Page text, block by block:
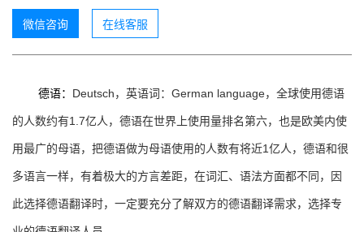
微信咨询 在线客服
德语： Deutsch ，英语词： German language，全球使用德语
的人数约有1.7亿人，德语在世界上使用量排名第六，也是欧美内使
用最广的母语，把德语做为母语使用的人数有将近1 亿人，德语和很
多语言一样，有着极大的方言差距，在词汇、语法方面都不同，因
此选择德语翻译时，一定要充分了解双方的德语翻译需求，选择专